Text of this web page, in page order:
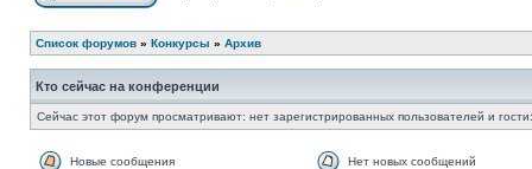
Список форумов » Конкурсы » Архив
Кто сейчас на конференции
Сейчас этот форум просматривают: нет зарегистрированных пользователей и
Новые сообщения Нет новых сообщений